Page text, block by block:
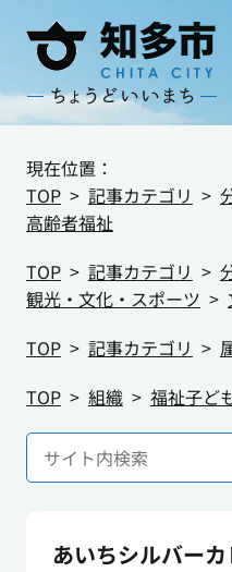
現在位置：
TOP
記事カテゴリ
高齢者福祉
TOP
記事カテゴリ
観光・文化・スポーツ
TOP
記事カテゴリ
TOP
組織 福祉子ど
あいちシルバー